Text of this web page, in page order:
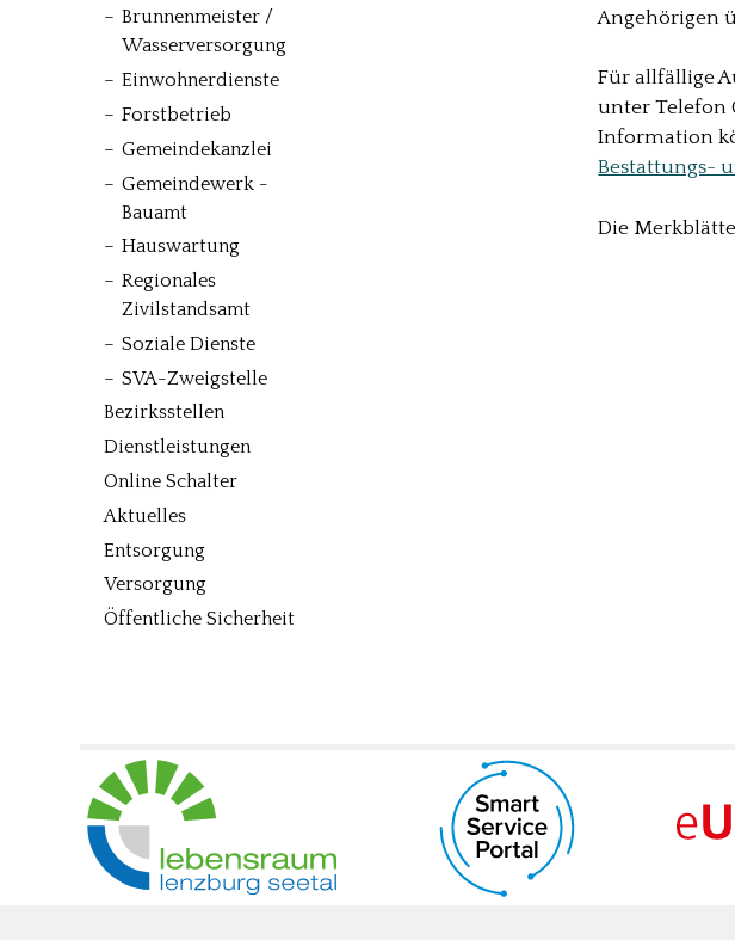
Angehörigen
Für allfällige
unter Telefon
Information
Bestattungs-
Die
Brunnenmeister /
Wasserversorgung
Einwohnerdienste
Forstbetrieb
Gemeindekanzlei
Gemeindewerk -
Bauamt
Hauswartung
Regionales
Zivilstandsamt
Soziale Dienste
SVA-Zweigstelle
Bezirksstellen
Dienstleistungen
Online Schalter
Aktuelles
Entsorgung
Versorgung
Öffentliche Sicherheit
UNSERE PARTNER